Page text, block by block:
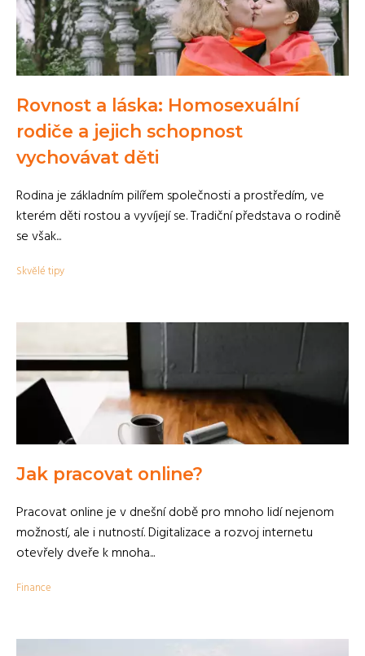
Rovnost a láska: Homosexuální
rodiče a jejich schopnost
vychovávat děti
Rodina je základním pilířem společnosti a prostředím, ve
kterém děti rostou a vyvíjejí se. Tradiční představa o rodině
se však...
Skvělé tipy
Jak pracovat online?
Pracovat online je v dnešní době pro mnoho lidí nejenom
možností, ale i nutností. Digitalizace a rozvoj internetu
otevřely dveře k mnoha...
Finance